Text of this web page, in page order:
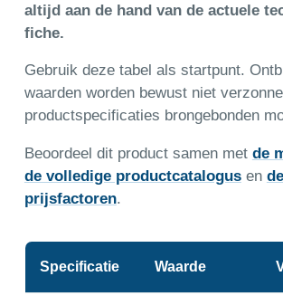
altijd aan de hand van de actuele
fiche.
Gebruik deze tabel als startpunt.
waarden worden bewust niet
productspecificaties brongebonden
Beoordeel dit product samen met de
de volledige productcatalogusen de
prijsfactoren.
Specificatie Waarde